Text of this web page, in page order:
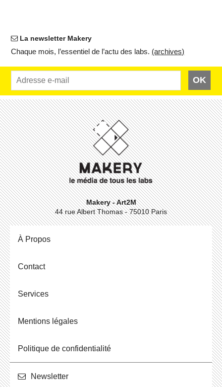
La newsletter Makery
Chaque mois, l’es­sen­tiel de l’actu des labs. (ar­chives)
OK
Makery - Art2M
44 rue Albert Thomas - 75010 Paris
À Propos
Contact
Ser­vices
Men­tions légales
Po­li­tique de confidentialité
News­let­ter